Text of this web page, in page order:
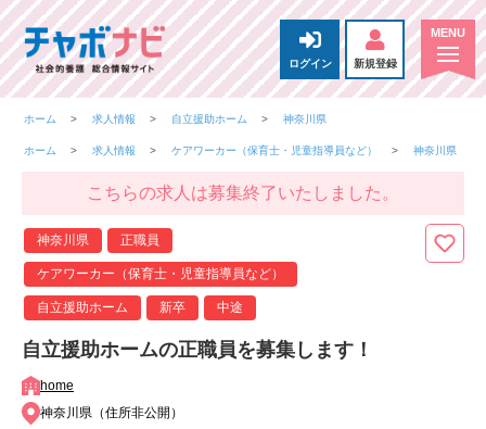
ログイン 新規登録
ホーム 求人情報 自立援助ホーム 神奈川県
ホーム 求人情報 ケアワーカー（保育士・児童指導員など） 神奈川県
こちらの求人は募集終了いたしました。
神奈川県 正職員
ケアワーカー（保育士・児童指導員など）
自立援助ホーム 新卒 中途
自立援助ホームの正職員を募集します！
home
神奈川県（住所非公開）